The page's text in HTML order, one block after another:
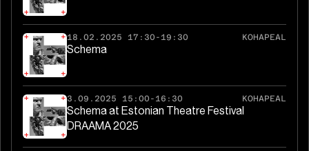
18.02.2025 17:30-19:30 KOHAPEAL
Schema
3.09.2025 15:00-16:30 KOHAPEAL
Schema at Estonian Theatre Festival
DRAAMA 2025